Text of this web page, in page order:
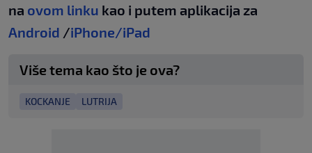
na ovom linku kao i putem aplikacija za
Android /iPhone/iPad
Više tema kao što je ova?
KOCKANJE LUTRIJA